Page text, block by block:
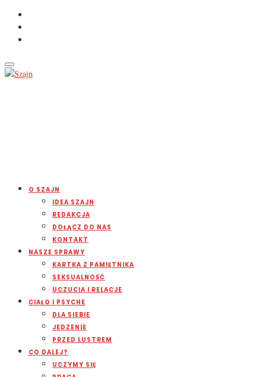
O SZAJN
IDEA SZAJN
REDAKCJA
DOŁĄCZ DO NAS
KONTAKT
NASZE SPRAWY
KARTKA Z PAMIĘTNIKA
SEKSUALNOŚĆ
UCZUCIA I RELACJE
CIAŁO I PSYCHE
DLA SIEBIE
JEDZENIE
PRZED LUSTREM
CO DALEJ?
UCZYMY SIĘ